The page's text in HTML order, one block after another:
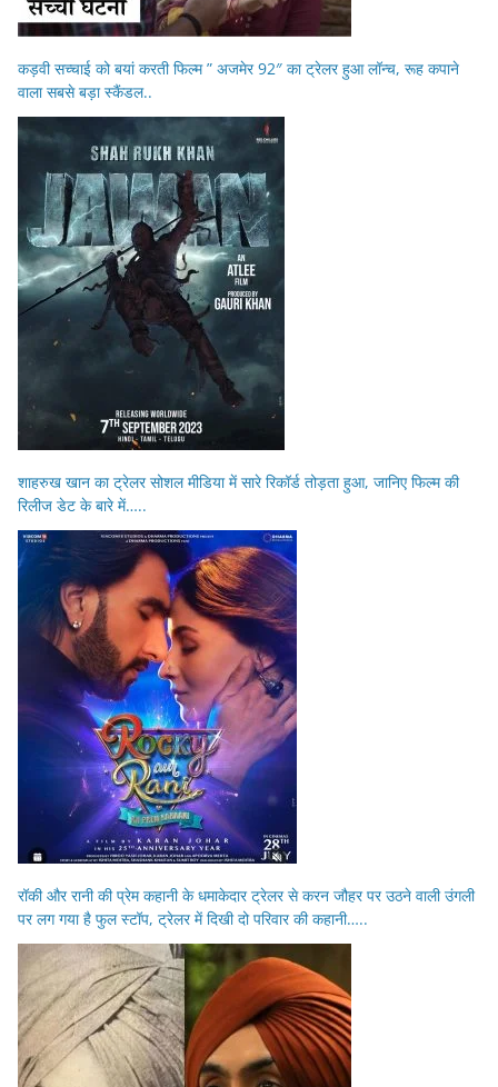
कड़वी सच्चाई को बयां करती फिल्म ” अजमेर 92″ का ट्रेलर हुआ लॉन्च, रूह कपाने
वाला सबसे बड़ा स्कैंडल..
शाहरुख खान का ट्रेलर सोशल मीडिया में सारे रिकॉर्ड तोड़ता हुआ, जानिए फिल्म की
रिलीज डेट के बारे में…..
रॉकी और रानी की प्रेम कहानी के धमाकेदार ट्रेलर से करन जौहर पर उठने वाली उंगली
पर लग गया है फुल स्टॉप, ट्रेलर में दिखी दो परिवार की कहानी…..